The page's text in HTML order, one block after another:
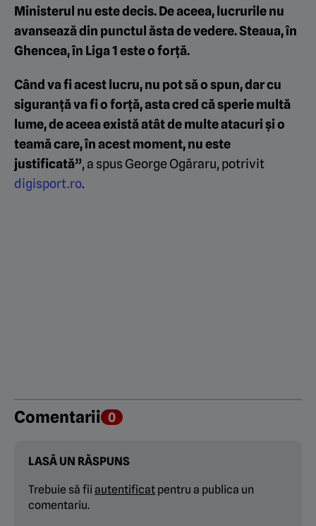
Ministerul nu este decis. De aceea, lucrurile nu
avansează din punctul ăsta de vedere. Steaua, în
Ghencea, în Liga 1 este o forță.
Când va fi acest lucru, nu pot să o spun, dar cu
siguranță va fi o forță, asta cred că sperie multă
lume, de aceea există atât de multe atacuri și o
teamă care, în acest moment, nu este
justificată”, a spus George Ogăraru, potrivit
digisport.ro.
Comentarii 0
LASĂ UN RĂSPUNS
Trebuie să fii autentificat pentru a publica un
comentariu.